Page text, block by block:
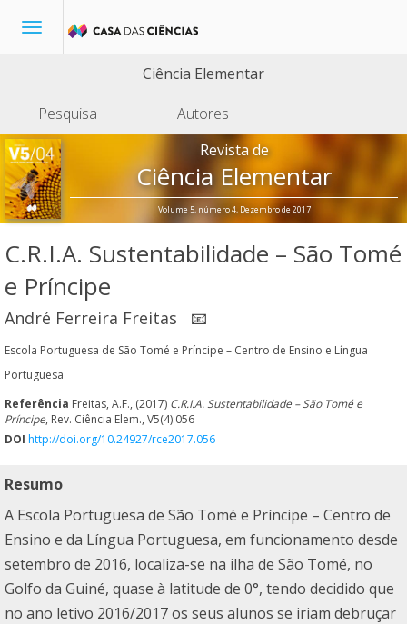
Toggle
Ciência Elementar
Pesquisa
Autores
Revista de
Ciência Elementar
Volume 5, número 4, Dezembro de 2017
C.R.I.A. Sustentabilidade – São Tomé
e Príncipe
André Ferreira Freitas 📧
Escola Portuguesa de São Tomé e Príncipe – Centro de Ensino e Língua
Portuguesa
Referência Freitas, A.F., (2017) C.R.I.A. Sustentabilidade – São Tomé e
Príncipe, Rev. Ciência Elem., V5(4):056
DOI http://doi.org/10.24927/rce2017.056
Resumo
A Escola Portuguesa de São Tomé e Príncipe – Centro de
Ensino e da Língua Portuguesa, em funcionamento desde
setembro de 2016, localiza-se na ilha de São Tomé, no
Golfo da Guiné, quase à latitude de 0°, tendo decidido que
no ano letivo 2016/2017 os seus alunos se iriam debruçar